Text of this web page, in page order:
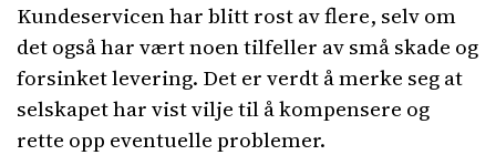
Kundeservicen har blitt rost av flere, selv om
det også har vært noen tilfeller av små skade og
forsinket levering. Det er verdt å merke seg at
selskapet har vist vilje til å kompensere og
rette opp eventuelle problemer.